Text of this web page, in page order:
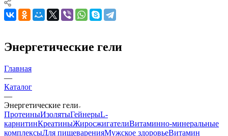
Энергетические гели
Главная
—
Каталог
—
Энергетические гели
ПротеиныИзолятыГейнерыL-
карнитинКреатиныЖиросжигателиВитаминно-минеральные
комплексыДля пищеваренияМужское здоровьеВитамин